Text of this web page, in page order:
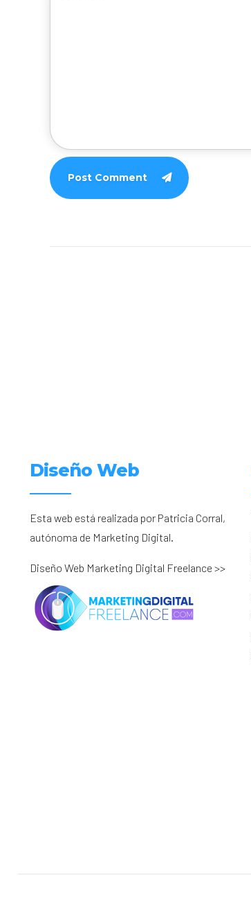
Post Comment
Diseño Web
Esta web está realizada por Patricia Corral,
autónoma de Marketing Digital.
Diseño Web Marketing Digital Freelance >>